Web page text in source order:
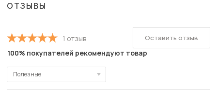
ОТЗЫВЫ
1 отзыв
100% покупателей рекомендуют товар
Полезные
Полезные
Оставить отзыв